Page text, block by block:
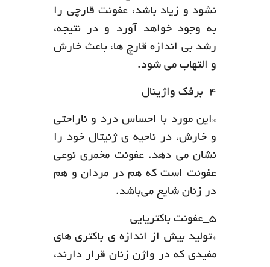
نشود و زیاد باشد، عفونت قارچی را
به وجود خواهد آورد و در نتیجه،
رشد بی اندازه قارچ ها، باعث خارش
و التهاب می شود.
۴_برفک واژینال
*این مورد با احساس درد و ناراحتی
و خارش، در ناحیه ی ژنیتال خود را
نشان می دهد. عفونت مخمری نوعی
عفونت است که هم در مردان و هم
در زنان شایع می‌باشد.
۵_عفونت باکتریایی
*تولید بیش از اندازه ی باکتری های
مفیدی که در واژن زنان قرار دارند،